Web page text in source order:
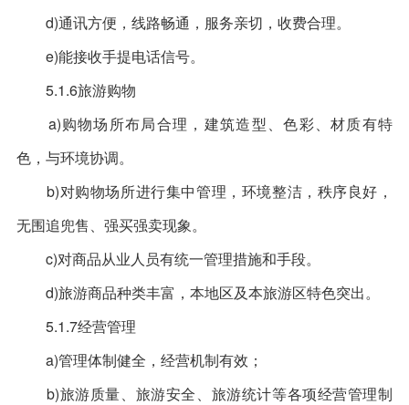
d)通讯方便，线路畅通，服务亲切，收费合理。
e)能接收手提电话信号。
5.1.6旅游购物
a)购物场所布局合理，建筑造型、色彩、材质有特
色，与环境协调。
b)对购物场所进行集中管理，环境整洁，秩序良好，
无围追兜售、强买强卖现象。
c)对商品从业人员有统一管理措施和手段。
d)旅游商品种类丰富，本地区及本旅游区特色突出。
5.1.7经营管理
a)管理体制健全，经营机制有效；
b)旅游质量、旅游安全、旅游统计等各项经营管理制